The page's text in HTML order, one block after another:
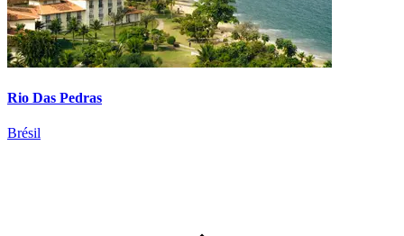
Rio Das Pedras
Brésil